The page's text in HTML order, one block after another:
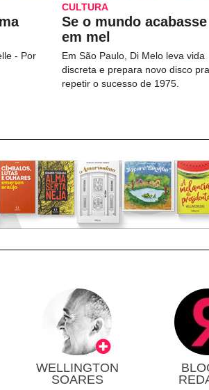
- Por
CULTURA
Se o mundo acabasse
em mel
Em São Paulo, Di Melo leva vida
discreta e prepara novo disco pra
repetir o sucesso de 1975.
WELLINGTON
SOARES